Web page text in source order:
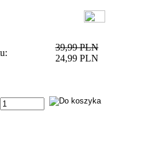
39,99 PLN
24,99 PLN